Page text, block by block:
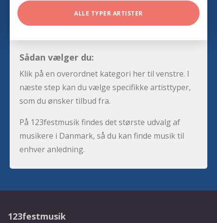
ALLE TYPER ARTISTER
Sådan vælger du:
Klik på en overordnet kategori her til venstre. I
næste step kan du vælge specifikke artisttyper,
som du ønsker tilbud fra.
På 123festmusik findes det største udvalg af
musikere i Danmark, så du kan finde musik til
enhver anledning.
123festmusik